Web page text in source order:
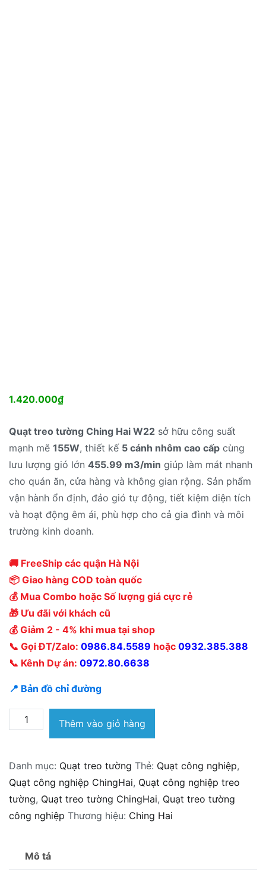
1.420.000₫
Quạt treo tường Ching Hai W22 sở hữu công suất
mạnh mẽ 155W, thiết kế 5 cánh nhôm cao cấp cùng
lưu lượng gió lớn 455.99 m3/min giúp làm mát nhanh
cho quán ăn, cửa hàng và không gian rộng. Sản phẩm
vận hành ổn định, đảo gió tự động, tiết kiệm diện tích
và hoạt động êm ái, phù hợp cho cả gia đình và môi
trường kinh doanh.
🚚 FreeShip các quận Hà Nội
📦 Giao hàng COD toàn quốc
💰 Mua Combo hoặc Số lượng giá cực rẻ
🎁 Ưu đãi với khách cũ
💰 Giảm 2 - 4% khi mua tại shop
📞 Gọi ĐT/Zalo: 0986.84.5589 hoặc 0932.385.388
📞 Kênh Dự án: 0972.80.6638
📍 Bản đồ chỉ đường
Quạt
treo
Ching
Hai
W22
Công
Thêm vào giỏ hàng
Danh mục: Quạt treo tường Thẻ: Quạt công nghiệp,
Quạt công nghiệp ChingHai, Quạt công nghiệp treo
tường, Quạt treo tường ChingHai, Quạt treo tường
công nghiệp Thương hiệu: Ching Hai
Mô tả